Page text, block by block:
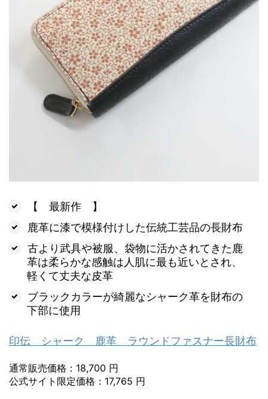
【 最新作 】
鹿革に漆で模様付けした伝統工芸品の長財布
古より武具や被服、袋物に活かされてきた鹿
革は柔らかな感触は人肌に最も近いとされ、
軽くて丈夫な皮革
ブラックカラーが綺麗なシャーク革を財布の
下部に使用
印伝 シャーク 鹿革 ラウンドファスナー長財布
通常販売価格：18,700 円
公式サイト限定価格：17,765 円